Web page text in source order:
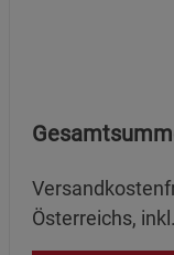
Österreichs,